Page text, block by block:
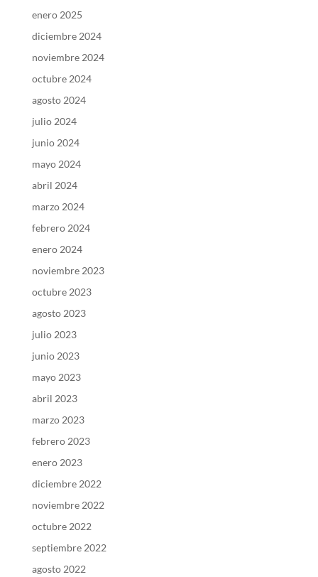
enero 2025
diciembre 2024
noviembre 2024
octubre 2024
agosto 2024
julio 2024
junio 2024
mayo 2024
abril 2024
marzo 2024
febrero 2024
enero 2024
noviembre 2023
octubre 2023
agosto 2023
julio 2023
junio 2023
mayo 2023
abril 2023
marzo 2023
febrero 2023
enero 2023
diciembre 2022
noviembre 2022
octubre 2022
septiembre 2022
agosto 2022